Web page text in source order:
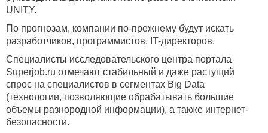
UNITY.
По прогнозам, компании по-прежнему будут искать
разработчиков, программистов, IT-директоров.
Специалисты исследовательского центра портала
Superjob.ru отмечают стабильный и даже растущий
спрос на специалистов в сегментах Big Data
(технологии, позволяющие обрабатывать большие
объемы разнородной информации), а также интернет-
безопасности.